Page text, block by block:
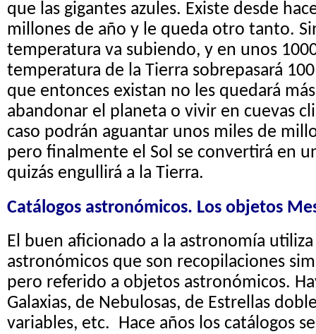
que las gigantes azules. Existe desde
millones de año y le queda otro tanto.
temperatura va subiendo, y en unos
temperatura de la Tierra sobrepasará 100
que entonces existan no les quedará
abandonar el planeta o vivir en cuevas
caso podrán aguantar unos miles de
pero finalmente el Sol se convertirá en
quizás engullirá a la Tierra.
Catálogos astronómicos. Los objetos
El buen aficionado a la astronomía
astronómicos que son recopilaciones
pero referido a objetos astronómicos.
Galaxias, de Nebulosas, de Estrellas
variables, etc. Hace años los catálogos